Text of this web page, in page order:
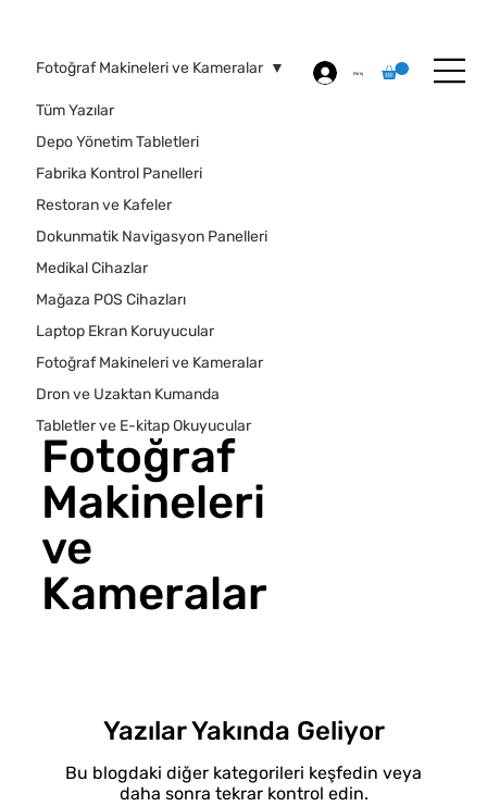
Giriş
Tüm Yazılar
Depo Yönetim Tabletleri
Fabrika Kontrol Panelleri
Restoran ve Kafeler
Dokunmatik Navigasyon Panelleri
Medikal Cihazlar
Mağaza POS Cihazları
Laptop Ekran Koruyucular
Fotoğraf Makineleri ve Kameralar
Dron ve Uzaktan Kumanda
Tabletler ve E-kitap Okuyucular
Fotoğraf Makineleri ve Kameralar
Fotoğraf
Makineleri
ve
Kameralar
Yazılar Yakında Geliyor
Bu blogdaki diğer kategorileri keşfedin veya
daha sonra tekrar kontrol edin.